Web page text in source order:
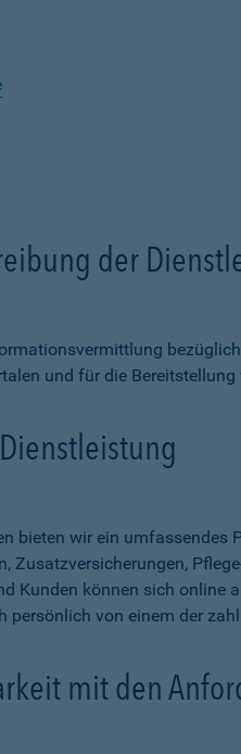
der
und für die
bieten wir ein
Zusatzversicherungen,
Kunden können sich
persönlich von einem der
mit den